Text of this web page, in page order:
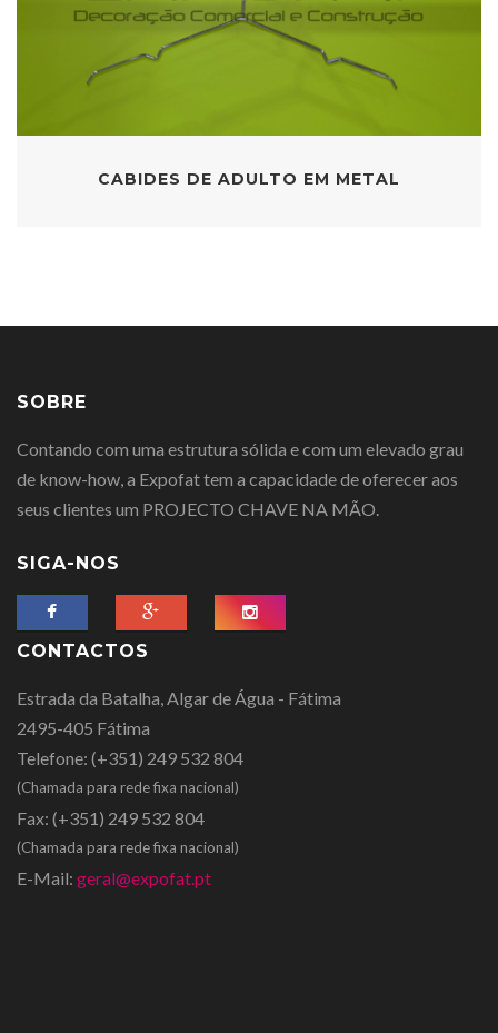
CABIDES DE ADULTO EM METAL
SOBRE
Contando com uma estrutura sólida e com um elevado grau
de know-how, a Expofat tem a capacidade de oferecer aos
seus clientes um PROJECTO CHAVE NA MÃO.
SIGA-NOS
CONTACTOS
Estrada da Batalha, Algar de Água - Fátima
2495-405 Fátima
Telefone: (+351) 249 532 804
(Chamada para rede fixa nacional)
Fax: (+351) 249 532 804
(Chamada para rede fixa nacional)
E-Mail: geral@expofat.pt